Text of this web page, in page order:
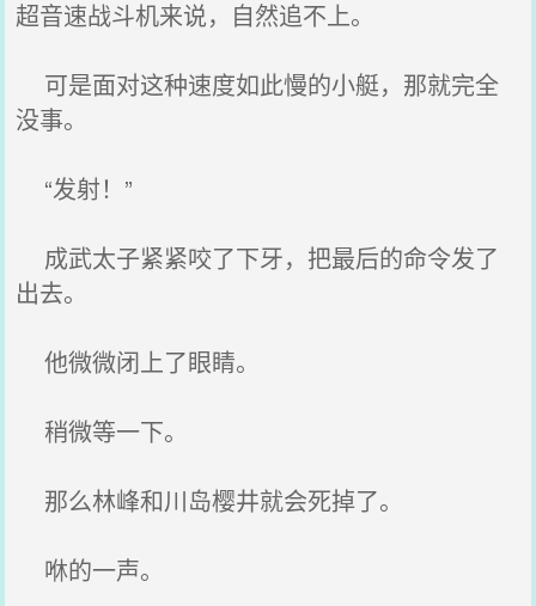
超音速战斗机来说，自然追不上。
可是面对这种速度如此慢的小艇，那就完全
没事。
“发射！”
成武太子紧紧咬了下牙，把最后的命令发了
出去。
他微微闭上了眼睛。
稍微等一下。
那么林峰和川岛樱井就会死掉了。
咻的一声。